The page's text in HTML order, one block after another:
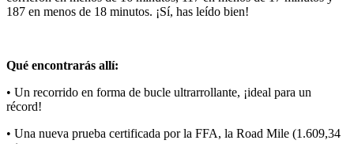
187 en menos de 18 minutos. ¡Sí, has leído bien!
Qué encontrarás allí:
• Un recorrido en forma de bucle ultrarrollante, ¡ideal para un
récord!
• Una nueva prueba certificada por la FFA, la Road Mile (1.609,34